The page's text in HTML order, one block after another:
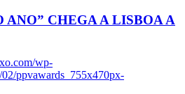
ANO” CHEGA A LISBOA A
wp-
ppvawards_755x470px-